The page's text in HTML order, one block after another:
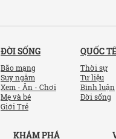
ĐỜI SỐNG
Bão mạng
Suy ngẫm
Xem - Ăn - Chơi
Mẹ và bé
Giới Trẻ
QUỐC
Thời sự
Tư liệu
Bình luận
Đời sống
KHÁM PHÁ